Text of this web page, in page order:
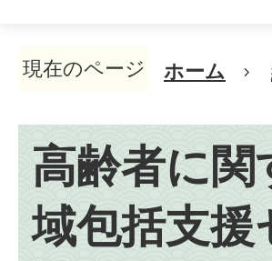
現在のページ ホーム
高齢者に関
域包括支援